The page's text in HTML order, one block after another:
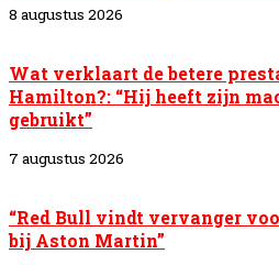
8 augustus 2026
Wat verklaart de betere
Hamilton?: “Hij heeft zijn
gebruikt”
7 augustus 2026
“Red Bull vindt vervanger
bij Aston Martin”